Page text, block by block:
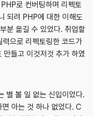
로 컨버팅하며 리펙토
되려 PHP에 대한 이해도
분 옮길 수 있었다. 취업할
으로 리펙토링한 코드가
만들고 이것저것 추가 하였
별 볼 일 없는 신입이었다.
아는 것 하나 없었다. C